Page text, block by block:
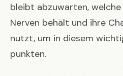
bleibt abzuwarten,
Nerven behält und ihre
nutzt, um in diesem
punkten.